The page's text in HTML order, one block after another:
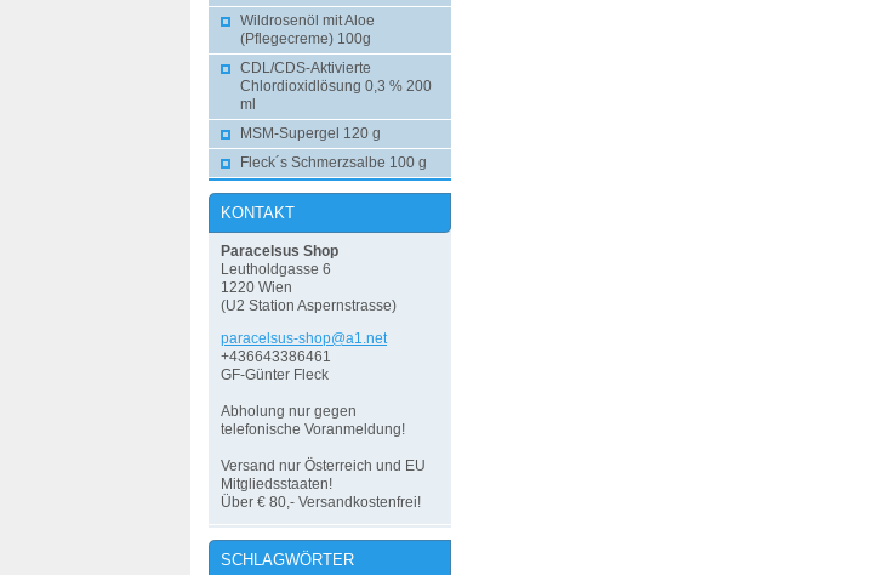
Wildrosenöl mit Aloe
(Pflegecreme) 100g
CDL/CDS-Aktivierte
Chlordioxidlösung 0,3 % 200
ml
MSM-Supergel 120 g
Fleck´s Schmerzsalbe 100 g
KONTAKT
Paracelsus Shop
Leutholdgasse 6
1220 Wien
(U2 Station Aspernstrasse)
paracelsus-shop@a1.net
+436643386461
GF-Günter Fleck
Abholung nur gegen
telefonische Voranmeldung!
Versand nur Österreich und EU
Mitgliedsstaaten!
Über € 80,- Versandkostenfrei!
SCHLAGWÖRTER